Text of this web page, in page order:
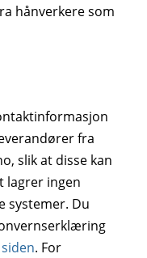
hånverkere som
fra
slik at disse kan
lagrer ingen
systemer. Du
. For